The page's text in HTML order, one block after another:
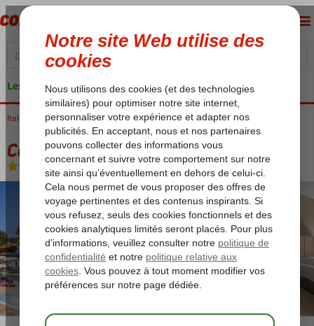
Les garanties de vacances
Italie Sicile Cefalù Costa Verde Hotel Club
Costa Verde Hotel Club
Demi-pension-Hôtel